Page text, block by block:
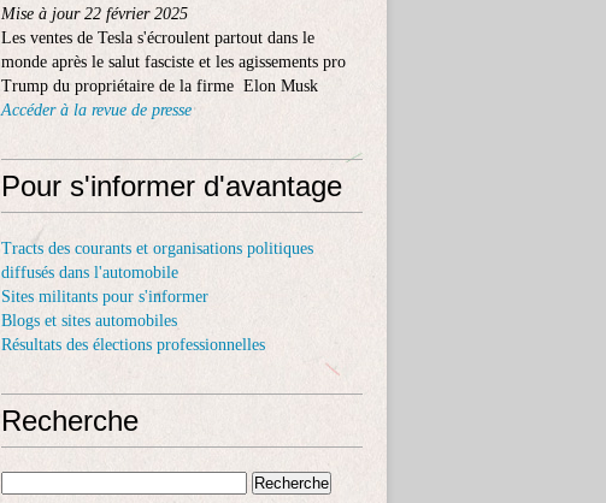
Mise à jour 22 février 2025
Les ventes de Tesla s'écroulent partout dans le
monde après le salut fasciste et les agissements pro
Trump du propriétaire de la firme Elon Musk
Accéder à la revue de presse
Pour s'informer d'avantage
Tracts des courants et organisations politiques
diffusés dans l'automobile
Sites militants pour s'informer
Blogs et sites automobiles
Résultats des élections professionnelles
Recherche